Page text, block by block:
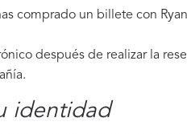
comprado un billete con
después de realizar la
identidad